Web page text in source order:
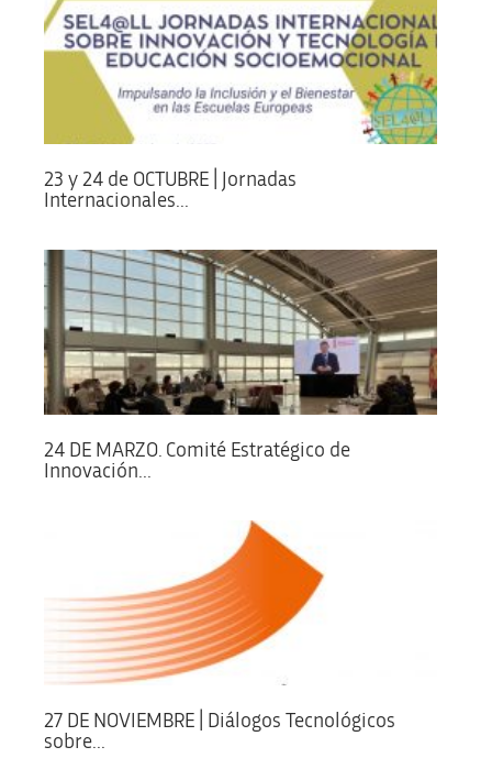
23 y 24 de OCTUBRE | Jornadas
Internacionales...
24 DE MARZO. Comité Estratégico de
Innovación...
27 DE NOVIEMBRE | Diálogos Tecnológicos
sobre...